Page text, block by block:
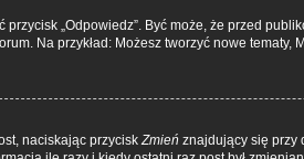
„Odpowiedz”. Być może, że przed
Na przykład: Możesz tworzyć nowe tematy,
naciskając przyciskZmień znajdujący się przy